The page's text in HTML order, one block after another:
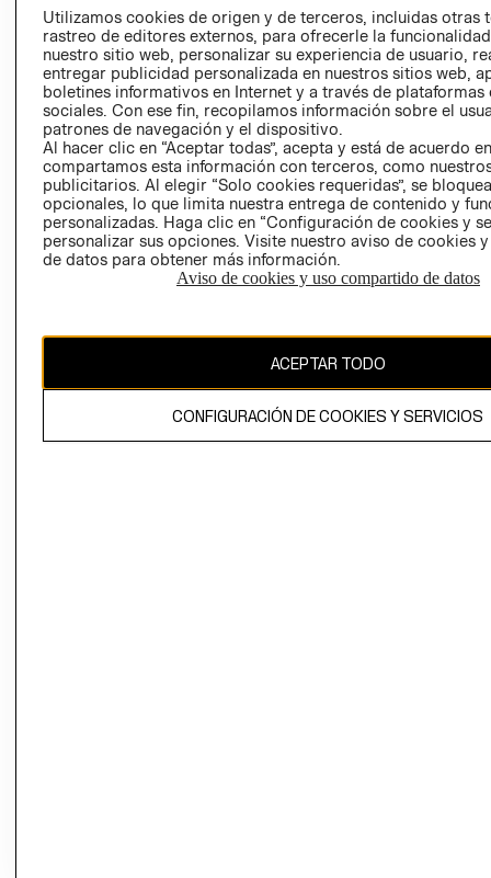
AVISO DE
PRIVACIDAD
GIFT CARD
AVISO DE
COOKIES
Uruguay ($U)
El contenido de esta página web está protegido por copyright y es
propiedad de H&M Hennes & Mauritz AB.
Utilizamos cookies de origen y de terceros, incluidas otras
rastreo de editores externos, para ofrecerle la
nuestro sitio web, personalizar su experiencia de usuario,
entregar publicidad personalizada en nuestros sitios web,
boletines informativos en Internet y a través de plataformas
sociales. Con ese fin, recopilamos información sobre el
patrones de navegación y el dispositivo.
Al hacer clic en “Aceptar todas”, acepta y está de acuerdo
compartamos esta información con terceros, como
publicitarios. Al elegir “Solo cookies requeridas”, se
opcionales, lo que limita nuestra entrega de contenido y
personalizadas. Haga clic en “Configuración de cookies y
personalizar sus opciones. Visite nuestro aviso de cookies
de datos para obtener más información.
Aviso de cookies y uso compartido de datos
ACEPTAR TODO
CONFIGURACIÓN DE COOKIES Y SERVICIOS